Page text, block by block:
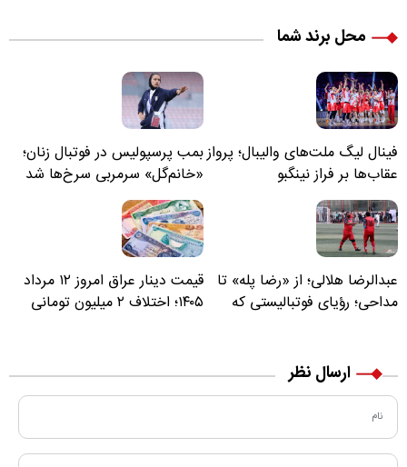
محل برند شما
فینال لیگ ملت‌های والیبال؛ پرواز
عقاب‌ها بر فراز نینگبو
بمب پرسپولیس در فوتبال زنان؛
«خانم‌گل» سرمربی سرخ‌ها شد
عبدالرضا هلالی؛ از «رضا پله» تا
مداحی؛ رؤیای فوتبالیستی که
قیمت دینار عراق امروز ۱۲ مرداد
۱۴۰۵؛ اختلاف ۲ میلیون تومانی
ارسال نظر